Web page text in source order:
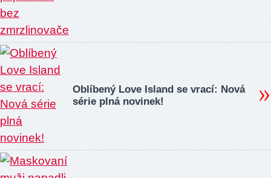
Oblíbený Love Island se vrací: Nová
série plná novinek!